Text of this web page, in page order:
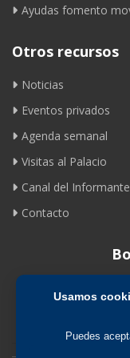
Usamos
Puedes
Ayudas fomento
Otros recursos
Noticias
Eventos privados
Agenda semanal
Visitas al Palacio
Canal del Informante
Contacto